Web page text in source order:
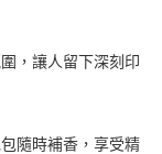
銀行
，讓人留下深刻印
隨時補香，享受精